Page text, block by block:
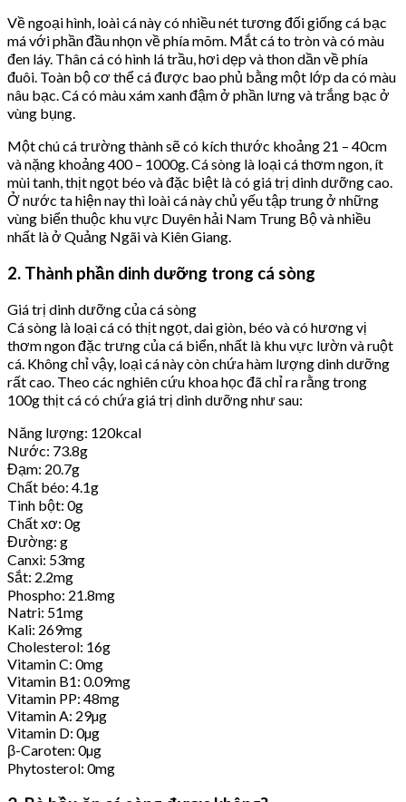
Về ngoại hình, loài cá này có nhiều nét tương đối giống cá bạc
má với phần đầu nhọn về phía mõm. Mắt cá to tròn và có màu
đen láy. Thân cá có hình lá trầu, hơi dẹp và thon dần về phía
đuôi. Toàn bộ cơ thể cá được bao phủ bằng một lớp da có màu
nâu bạc. Cá có màu xám xanh đậm ở phần lưng và trắng bạc ở
vùng bụng.
Một chú cá trường thành sẽ có kích thước khoảng 21 – 40cm
và nặng khoảng 400 – 1000g. Cá sòng là loại cá thơm ngon, ít
mùi tanh, thịt ngọt béo và đặc biệt là có giá trị dinh dưỡng cao.
Ở nước ta hiện nay thì loài cá này chủ yếu tập trung ở những
vùng biển thuộc khu vực Duyên hải Nam Trung Bộ và nhiều
nhất là ở Quảng Ngãi và Kiên Giang.
2. Thành phần dinh dưỡng trong cá sòng
Giá trị dinh dưỡng của cá sòng
Cá sòng là loại cá có thịt ngọt, dai giòn, béo và có hương vị
thơm ngon đặc trưng của cá biển, nhất là khu vực lườn và ruột
cá. Không chỉ vậy, loại cá này còn chứa hàm lượng dinh dưỡng
rất cao. Theo các nghiên cứu khoa học đã chỉ ra rằng trong
100g thịt cá có chứa giá trị dinh dưỡng như sau:
Năng lượng: 120kcal
Nước: 73.8g
Đạm: 20.7g
Chất béo: 4.1g
Tinh bột: 0g
Chất xơ: 0g
Đường: g
Canxi: 53mg
Sắt: 2.2mg
Phospho: 21.8mg
Natri: 51mg
Kali: 269mg
Cholesterol: 16g
Vitamin C: 0mg
Vitamin B1: 0.09mg
Vitamin PP: 48mg
Vitamin A: 29µg
Vitamin D: 0µg
β-Caroten: 0µg
Phytosterol: 0mg